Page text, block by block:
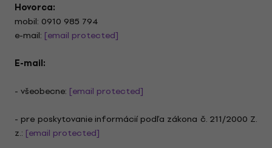
Hovorca:
mobil: 0910 985 794
e-mail: [email protected]
E-mail:
- všeobecne: [email protected]
- pre poskytovanie informácií podľa zákona č. 211/2000 Z.
z.: [email protected]